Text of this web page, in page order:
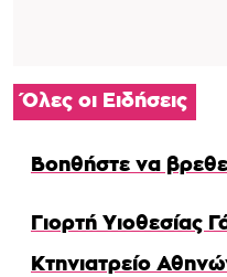
Όλες οι Ειδήσεις
Βοηθήστε να
Γιορτή Υιοθεσίας
Κτηνιατρείο